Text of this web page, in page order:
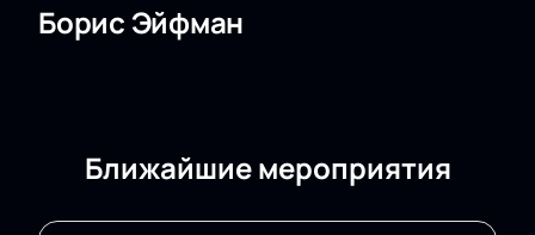
Борис Эйфман
Ближайшие мероприятия